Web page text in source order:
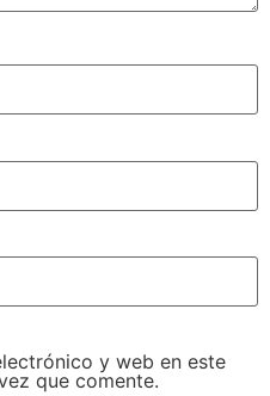
y web en este
que comente.